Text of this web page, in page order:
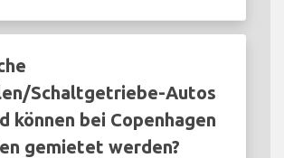
Schaltgetriebe-Autos
können bei Copenhagen
gemietet werden?